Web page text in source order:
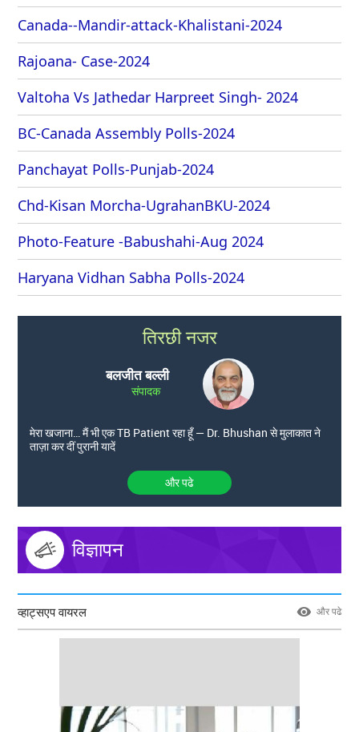
Canada--Mandir-attack-Khalistani-2024
Rajoana- Case-2024
Valtoha Vs Jathedar Harpreet Singh- 2024
BC-Canada Assembly Polls-2024
Panchayat Polls-Punjab-2024
Chd-Kisan Morcha-UgrahanBKU-2024
Photo-Feature -Babushahi-Aug 2024
Haryana Vidhan Sabha Polls-2024
तिरछी नजर
बलजीत बल्ली
संपादक
मेरा खजाना… मैं भी एक TB Patient रहा हूँ — Dr. Bhushan से मुलाकात ने
ताज़ा कर दीं पुरानी यादें
और पढे
विज्ञापन
व्हाट्सएप वायरल और पढे